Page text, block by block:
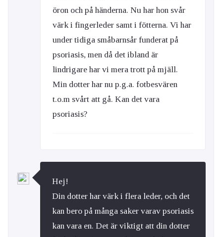
öron och på händerna. Nu har hon svår
värk i fingerleder samt i fötterna. Vi har
under tidiga småbarnsår funderat på
psoriasis, men då det ibland är
lindrigare har vi mera trott på mjäll.
Min dotter har nu p.g.a. fotbesvären
t.o.m svårt att gå. Kan det vara
psoriasis?
Hej!
Din dotter har värk i flera leder, och det
kan bero på många saker varav psoriasis
kan vara en. Det är viktigt att din dotter